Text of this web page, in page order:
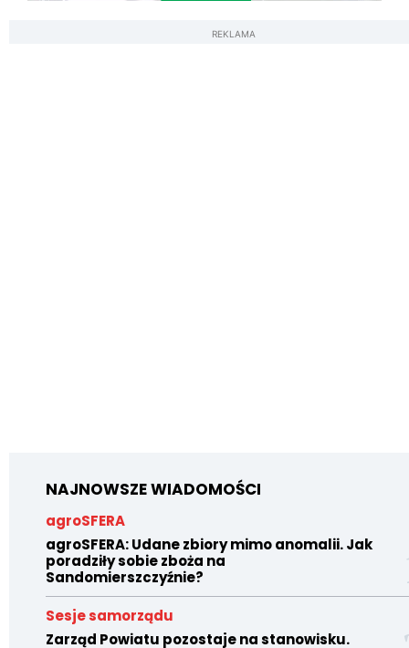
REKLAMA
NAJNOWSZE WIADOMOŚCI
agroSFERA
agroSFERA: Udane zbiory mimo anomalii. Jak
poradziły sobie zboża na
Sandomierszczyźnie?
Sesje samorządu
Zarząd Powiatu pozostaje na stanowisku.